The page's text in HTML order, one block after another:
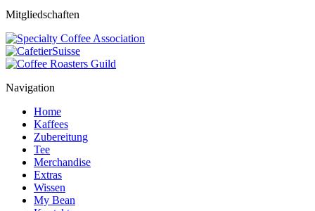
Mitgliedschaften
Navigation
Home
Kaffees
Zubereitung
Tee
Merchandise
Extras
Wissen
My Bean